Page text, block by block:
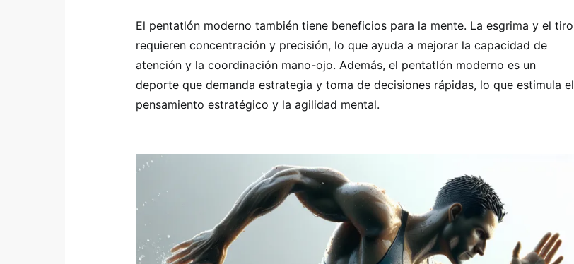
El pentatlón moderno también tiene beneficios para la mente. La esgrima y el tiro
requieren concentración y precisión, lo que ayuda a mejorar la capacidad de
atención y la coordinación mano-ojo. Además, el pentatlón moderno es un
deporte que demanda estrategia y toma de decisiones rápidas, lo que estimula el
pensamiento estratégico y la agilidad mental.